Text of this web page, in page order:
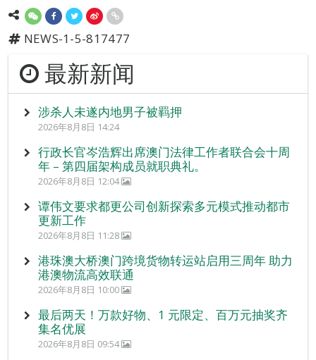
NEWS-1-5-817477
最新新闻
涉杀人未遂内地男子被羁押
2026年8月8日 14:24
行政长官岑浩辉出席澳门法律工作者联合会十周
年 – 第四届架构成员就职典礼。
2026年8月8日 12:04
谭伟文要求都更公司创新探索多元模式推动都市
更新工作
2026年8月8日 11:28
港珠澳大桥澳门跨境货物转运站启用三周年 助力
港澳物流高效联通
2026年8月8日 10:00
最后两天！万款好物、1 元限定、百万元抽奖齐
集名优展
2026年8月8日 09:54